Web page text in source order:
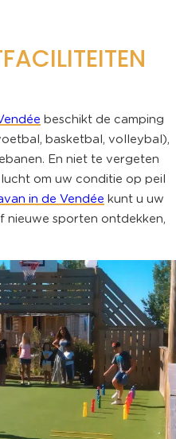
beschikt de camping
basketbal, volleybal),
En niet te vergeten
om uw conditie op peil
in de Vendée kunt u uw
sporten ontdekken,